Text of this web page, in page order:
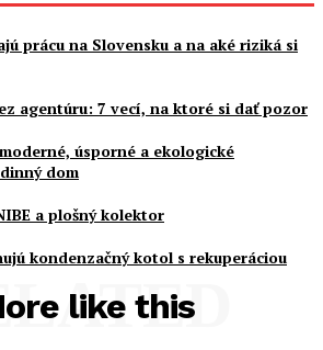
prácu na Slovensku a na aké riziká si
agentúru: 7 vecí, na ktoré si dať pozor
úsporné a ekologické
dom
a plošný kolektor
kondenzačný kotol s rekuperáciou
like this